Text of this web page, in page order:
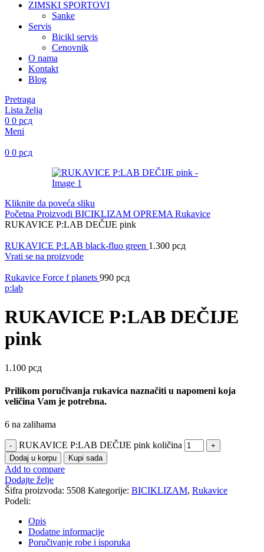
ZIMSKI SPORTOVI
Sanke
Servis
Bicikl servis
Cenovnik
O nama
Kontakt
Blog
Pretraga
Lista želja
0 0 рсд
Meni
0 0 рсд
Kliknite da poveća sliku
Početna Proizvodi BICIKLIZAM OPREMA Rukavice
RUKAVICE P:LAB DEČIJE pink
RUKAVICE P:LAB black-fluo green 1.300 рсд
Vrati se na proizvode
Rukavice Force f planets 990 рсд
p:lab
RUKAVICE P:LAB DEČIJE
pink
1.100 рсд
Prilikom poručivanja rukavica naznačiti u napomeni koja
veličina Vam je potrebna.
6 na zalihama
RUKAVICE P:LAB DEČIJE pink količina
Dodaj u korpu Kupi sada
Add to compare
Dodajte želje
Šifra proizvoda: 5508 Kategorije: BICIKLIZAM, Rukavice
Podeli:
Opis
Dodatne informacije
Poručivanje robe i isporuka